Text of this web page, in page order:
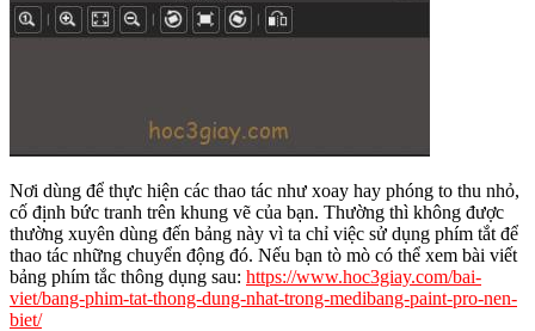
Nơi dùng để thực hiện các thao tác như xoay hay phóng to thu nhỏ,
cố định bức tranh trên khung vẽ của bạn. Thường thì không được
thường xuyên dùng đến bảng này vì ta chỉ việc sử dụng phím tắt để
thao tác những chuyển động đó. Nếu bạn tò mò có thể xem bài viết
bảng phím tắc thông dụng sau: https://www.hoc3giay.com/bai-
viet/bang-phim-tat-thong-dung-nhat-trong-medibang-paint-pro-nen-
biet/